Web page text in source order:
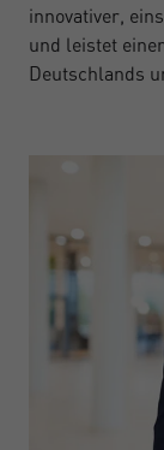
innovativer,
und leistet
Deutschlands